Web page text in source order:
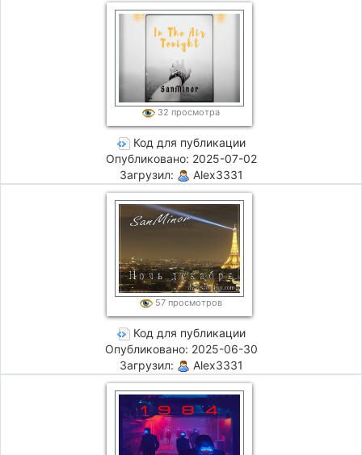
32 просмотра
Код для публикации
Опубликовано: 2025-07-02
Загрузил:
Alex3331
57 просмотров
Код для публикации
Опубликовано: 2025-06-30
Загрузил:
Alex3331